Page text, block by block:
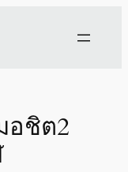
อชิต2